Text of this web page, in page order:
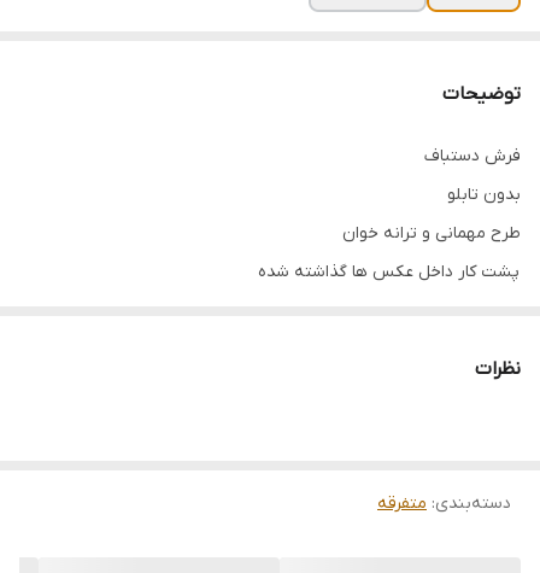
توضیحات
فرش دستباف
بدون تابلو
طرح مهمانی و ترانه خوان
پشت کار داخل عکس ها گذاشته شده
چله ابریشم
نظرات
دسته‌بندی: متفرقه